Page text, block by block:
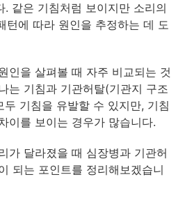
. 같은 기침처럼 보이지만 소리의
턴에 따라 원인을 추정하는 데 도
인을 살펴볼 때 자주 비교되는 것
는 기침과 기관허탈(기관지 구조
기침을 유발할 수 있지만, 기침
이를 보이는 경우가 많습니다.
가 달라졌을 때 심장병과 기관허
되는 포인트를 정리해보겠습니